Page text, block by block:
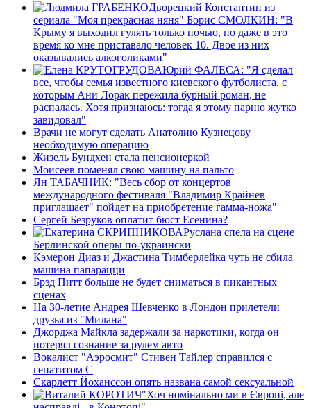
Дворецкий Константин из
сериала "Моя прекрасная няня" Борис СМОЛКИН: "В
Крыму я выходил гулять только ночью, но даже в это
время ко мне приставало человек 10. Двое из них
оказывались алкоголиками"
Юрий ФАЛЕСА: "Я сделал
все, чтобы семья известного киевского футболиста, с
которым Ани Лорак пережила бурный роман, не
распалась. Хотя признаюсь: тогда я этому парню жутко
завидовал"
Врачи не могут сделать Анатолию Кузнецову
необходимую операцию
Жизель Бундхен стала пенсионеркой
Моисеев поменял свою машину на пальто
Ян ТАБАЧНИК: "Весь сбор от концертов
международного фестиваля "Владимир Крайнев
приглашает" пойдет на приобретение гамма-ножа"
Сергей Безруков оплатит бюст Есенина?
Руслана спела на сцене
Берлинской оперы по-украински
Кэмерон Диаз и Джастина Тимберлейка чуть не сбила
машина папарацци
Брэд Питт больше не будет сниматься в пикантных
сценах
На 30-летие Андрея Шевченко в Лондон прилетели
друзья из "Милана"
Джорджа Майкла задержали за наркотики, когда он
потерял сознание за рулем авто
Вокалист "Аэросмит" Стивен Тайлер справился с
гепатитом С
Скарлетт Йоханссон опять названа самой сексуальной
"Хоч номiнально ми в Європi, але